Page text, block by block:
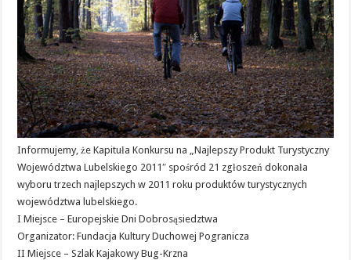
Informujemy, że Kapituła Konkursu na „Najlepszy Produkt Turystyczny
Województwa Lubelskiego 2011″ spośród 21 zgłoszeń dokonała
wyboru trzech najlepszych w 2011 roku produktów turystycznych
województwa lubelskiego.
I Miejsce – Europejskie Dni Dobrosąsiedztwa
Organizator: Fundacja Kultury Duchowej Pogranicza
II Miejsce – Szlak Kajakowy Bug-Krzna